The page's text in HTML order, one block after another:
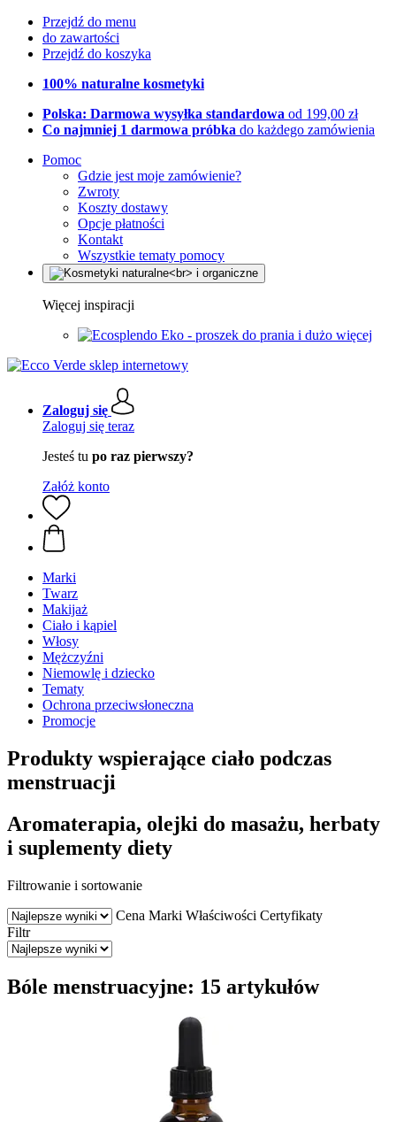
Przejdź do menu
do zawartości
Przejdź do koszyka
100% naturalne kosmetyki
Polska: Darmowa wysyłka standardowa od 199,00 zł
Co najmniej 1 darmowa próbka do każdego zamówienia
Pomoc
Gdzie jest moje zamówienie?
Zwroty
Koszty dostawy
Opcje płatności
Kontakt
Wszystkie tematy pomocy
Więcej inspiracji
Eko - proszek do prania i dużo więcej
Zaloguj się
Zaloguj się teraz
Jesteś tu po raz pierwszy?
Załóż konto
Marki
Twarz
Makijaż
Ciało i kąpiel
Włosy
Mężczyźni
Niemowlę i dziecko
Tematy
Ochrona przeciwsłoneczna
Promocje
Produkty wspierające ciało podczas
menstruacji
Aromaterapia, olejki do masażu, herbaty
i suplementy diety
Filtrowanie i sortowanie
Cena Marki Właściwości Certyfikaty
Filtr
Bóle menstruacyjne: 15 artykułów